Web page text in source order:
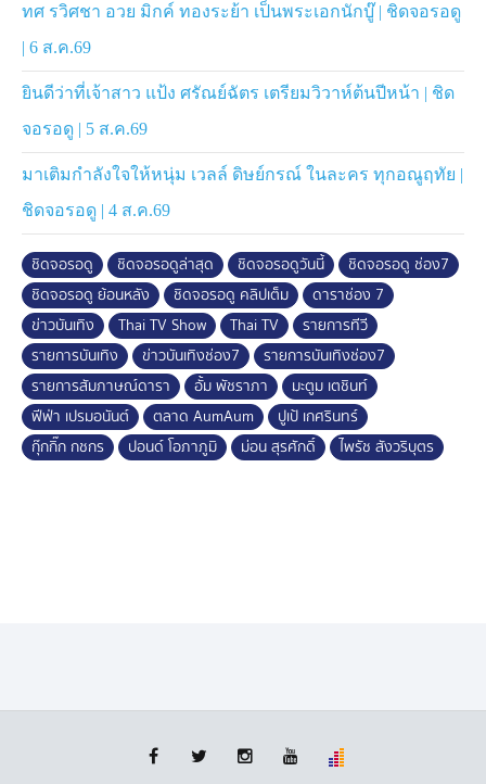
ทศ รวิศชา อวย มิกค์ ทองระย้า เป็นพระเอกนักบู๊ | ชิดจอรอดู
| 6 ส.ค.69
ยินดีว่าที่เจ้าสาว แป้ง ศรัณย์ฉัตร เตรียมวิวาห์ต้นปีหน้า | ชิด
จอรอดู | 5 ส.ค.69
มาเติมกำลังใจให้หนุ่ม เวลล์ ดิษย์กรณ์ ในละคร ทุกอณูฤทัย |
ชิดจอรอดู | 4 ส.ค.69
ชิดจอรอดู ชิดจอรอดูล่าสุด ชิดจอรอดูวันนี้
ชิดจอรอดู ช่อง7
ชิดจอรอดู ย้อนหลัง
ชิดจอรอดู คลิปเต็ม
ดาราช่อง 7
ข่าวบันเทิง
Thai TV Show Thai TV
รายการทีวี
รายการบันเทิง
ข่าวบันเทิงช่อง7
รายการบันเทิงช่อง7
รายการสัมภาษณ์ดารา
อั้ม พัชราภา
มะตูม เตชินท์
ฟีฟ่า เปรมอนันต์
ตลาด AumAum
ปูเป้ เกศรินทร์
กุ๊กกิ๊ก กชกร
ปอนด์ โอภาภูมิ ม่อน สุรศักดิ์ ไพรัช สังวริบุตร